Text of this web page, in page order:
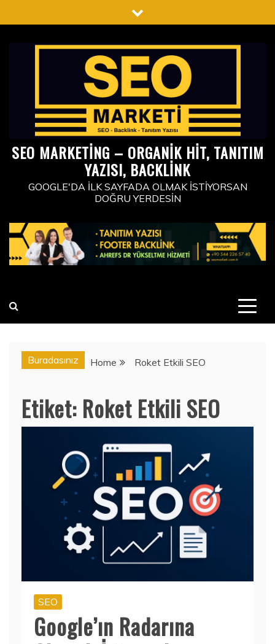
to
SEO MARKETING – ORGANIK HIT, TANITIM
YAZISI, BACKLINK
GOOGLE'DA İLK SAYFADA OLMAK İSTIYORSAN
DOĞRU YERDESIN
Buradasınız Home Roket Etkili SEO
Etiket: Roket Etkili SEO
SEO
Google’ın Radarına